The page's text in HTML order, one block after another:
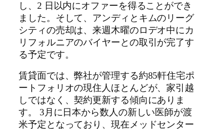
し、2 日以内にオファーを得ることができ
ました。そして、アンディとキムのリーグ
シティの売却は、来週木曜のロデオ中にカ
リフォルニアのバイヤーとの取引が完了す
る予定です。
賃貸面では、弊社が管理する約85軒住宅ポ
ートフォリオの現住人ほとんどが、家引越
しではなく、契約更新する傾向にありま
す。 3月に日本から数人の新しい医師が渡
米予定となっており、現在メッドセンター